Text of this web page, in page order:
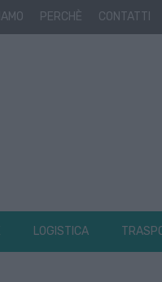
PERCHÈ CONTATTI
LOGISTICA